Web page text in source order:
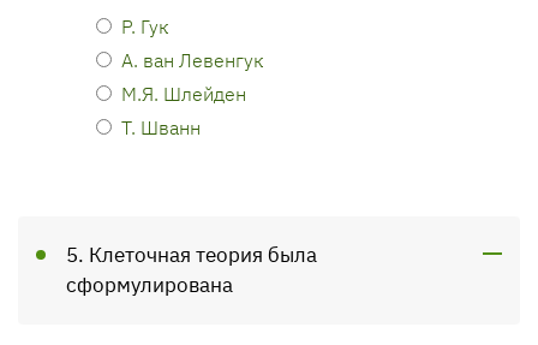
Р. Гук
А. ван Левенгук
М.Я. Шлейден
Т. Шванн
5. Клеточная теория была
сформулирована